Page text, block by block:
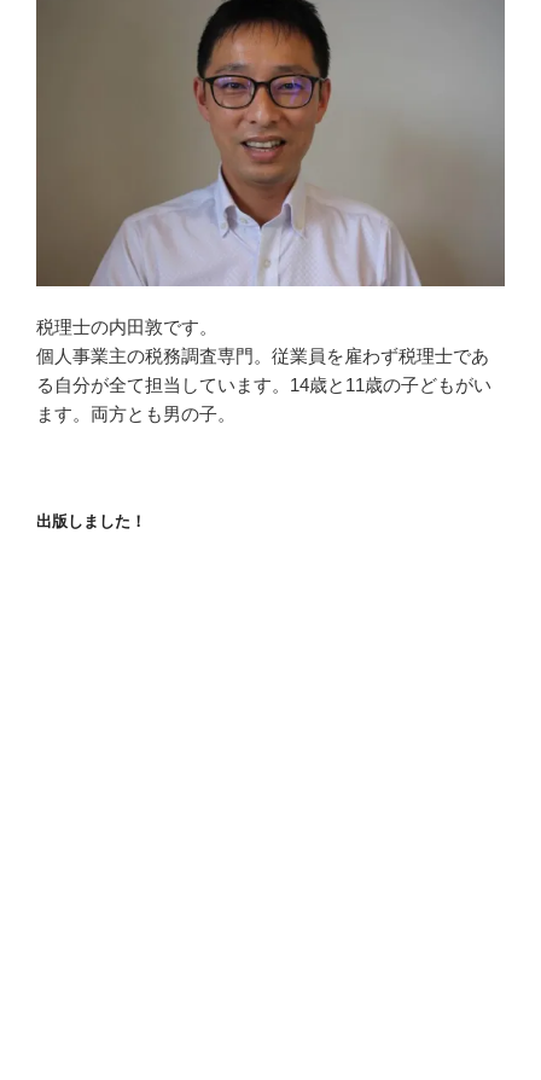
税理士の内田敦です。
個人事業主の税務調査専門。従業員を雇わず税理士であ
る自分が全て担当しています。14歳と11歳の子どもがい
ます。両方とも男の子。
出版しました！